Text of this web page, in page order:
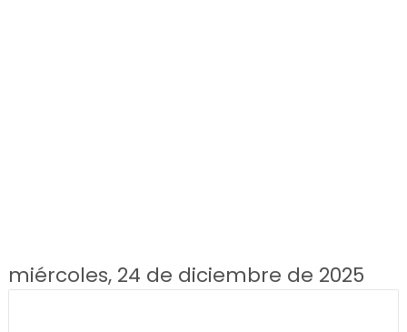
miércoles, 24 de diciembre de 2025